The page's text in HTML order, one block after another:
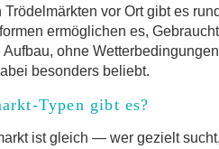
vor Ort gibt es
ermöglichen es,
Aufbau, ohne
besonders beliebt.
Typen gibt es?
ist gleich — wer gezielt